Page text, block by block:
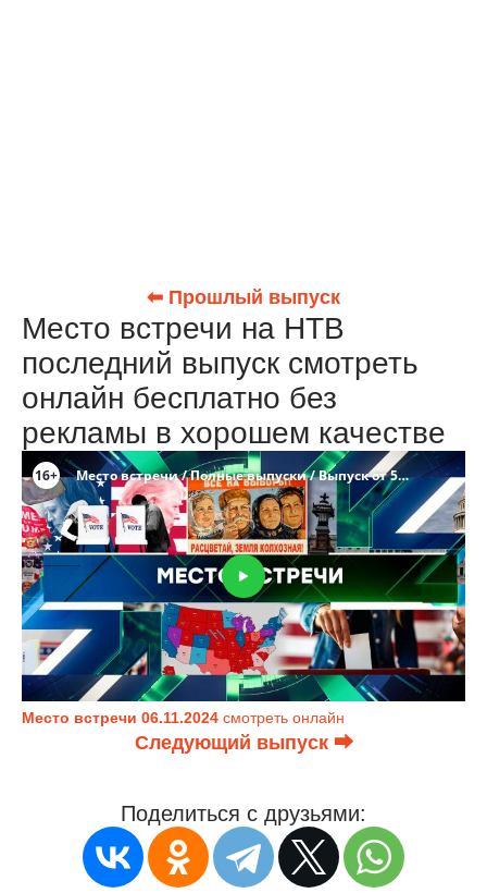
⬅ Прошлый выпуск
Место встречи на НТВ
последний выпуск смотреть
онлайн бесплатно без
рекламы в хорошем качестве
Место встречи 06.11.2024 смотреть онлайн
Следующий выпуск ⮕
Поделиться с друзьями: